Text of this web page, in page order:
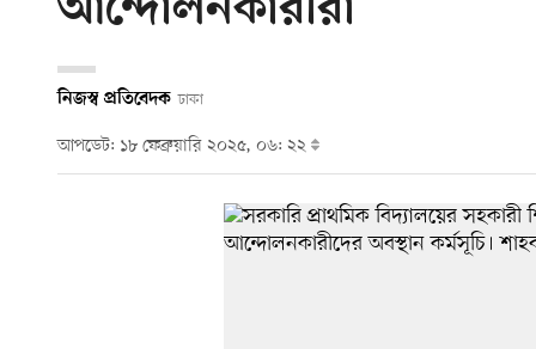
আন্দোলনকারীরা
নিজস্ব প্রতিবেদক ঢাকা
আপডেট: ১৮ ফেব্রুয়ারি ২০২৫, ০৬: ২২